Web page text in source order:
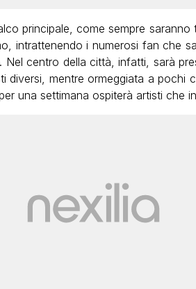
principale, come sempre saranno
intrattenendo i numerosi fan che
Nel centro della città, infatti, sarà
diversi, mentre ormeggiata a pochi
una settimana ospiterà artisti che